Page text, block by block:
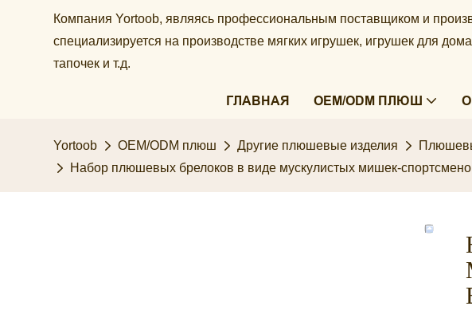
Компания Yortoob, являясь профессиональным поставщиком и
специализируется на производстве мягких игрушек, игрушек для
тапочек и т.д.
ГЛАВНАЯ OEM/ODM ПЛЮШ
Yortoob OEM/ODM плюш Другие плюшевые изделия
Набор плюшевых брелоков в виде мускулистых мишек-